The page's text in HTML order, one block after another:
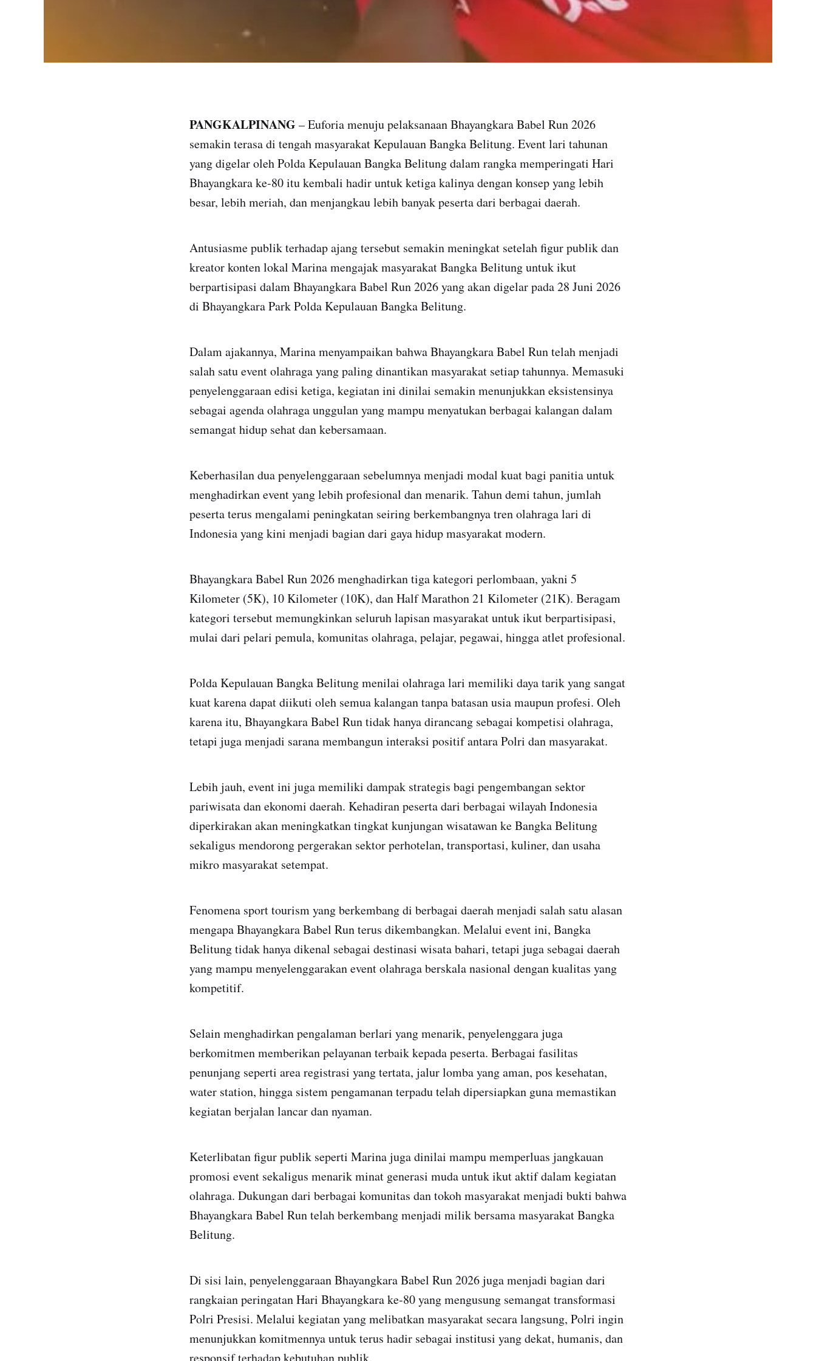
PANGKALPINANG – Euforia menuju pelaksanaan Bhayangkara Babel Run 2026
semakin terasa di tengah masyarakat Kepulauan Bangka Belitung. Event lari tahunan
yang digelar oleh Polda Kepulauan Bangka Belitung dalam rangka memperingati Hari
Bhayangkara ke-80 itu kembali hadir untuk ketiga kalinya dengan konsep yang lebih
besar, lebih meriah, dan menjangkau lebih banyak peserta dari berbagai daerah.
Antusiasme publik terhadap ajang tersebut semakin meningkat setelah figur publik dan
kreator konten lokal Marina mengajak masyarakat Bangka Belitung untuk ikut
berpartisipasi dalam Bhayangkara Babel Run 2026 yang akan digelar pada 28 Juni 2026
di Bhayangkara Park Polda Kepulauan Bangka Belitung.
Dalam ajakannya, Marina menyampaikan bahwa Bhayangkara Babel Run telah menjadi
salah satu event olahraga yang paling dinantikan masyarakat setiap tahunnya. Memasuki
penyelenggaraan edisi ketiga, kegiatan ini dinilai semakin menunjukkan eksistensinya
sebagai agenda olahraga unggulan yang mampu menyatukan berbagai kalangan dalam
semangat hidup sehat dan kebersamaan.
Keberhasilan dua penyelenggaraan sebelumnya menjadi modal kuat bagi panitia untuk
menghadirkan event yang lebih profesional dan menarik. Tahun demi tahun, jumlah
peserta terus mengalami peningkatan seiring berkembangnya tren olahraga lari di
Indonesia yang kini menjadi bagian dari gaya hidup masyarakat modern.
Bhayangkara Babel Run 2026 menghadirkan tiga kategori perlombaan, yakni 5
Kilometer (5K), 10 Kilometer (10K), dan Half Marathon 21 Kilometer (21K). Beragam
kategori tersebut memungkinkan seluruh lapisan masyarakat untuk ikut berpartisipasi,
mulai dari pelari pemula, komunitas olahraga, pelajar, pegawai, hingga atlet profesional.
Polda Kepulauan Bangka Belitung menilai olahraga lari memiliki daya tarik yang sangat
kuat karena dapat diikuti oleh semua kalangan tanpa batasan usia maupun profesi. Oleh
karena itu, Bhayangkara Babel Run tidak hanya dirancang sebagai kompetisi olahraga,
tetapi juga menjadi sarana membangun interaksi positif antara Polri dan masyarakat.
Lebih jauh, event ini juga memiliki dampak strategis bagi pengembangan sektor
pariwisata dan ekonomi daerah. Kehadiran peserta dari berbagai wilayah Indonesia
diperkirakan akan meningkatkan tingkat kunjungan wisatawan ke Bangka Belitung
sekaligus mendorong pergerakan sektor perhotelan, transportasi, kuliner, dan usaha
mikro masyarakat setempat.
Fenomena sport tourism yang berkembang di berbagai daerah menjadi salah satu alasan
mengapa Bhayangkara Babel Run terus dikembangkan. Melalui event ini, Bangka
Belitung tidak hanya dikenal sebagai destinasi wisata bahari, tetapi juga sebagai daerah
yang mampu menyelenggarakan event olahraga berskala nasional dengan kualitas yang
kompetitif.
Selain menghadirkan pengalaman berlari yang menarik, penyelenggara juga
berkomitmen memberikan pelayanan terbaik kepada peserta. Berbagai fasilitas
penunjang seperti area registrasi yang tertata, jalur lomba yang aman, pos kesehatan,
water station, hingga sistem pengamanan terpadu telah dipersiapkan guna memastikan
kegiatan berjalan lancar dan nyaman.
Keterlibatan figur publik seperti Marina juga dinilai mampu memperluas jangkauan
promosi event sekaligus menarik minat generasi muda untuk ikut aktif dalam kegiatan
olahraga. Dukungan dari berbagai komunitas dan tokoh masyarakat menjadi bukti bahwa
Bhayangkara Babel Run telah berkembang menjadi milik bersama masyarakat Bangka
Belitung.
Di sisi lain, penyelenggaraan Bhayangkara Babel Run 2026 juga menjadi bagian dari
rangkaian peringatan Hari Bhayangkara ke-80 yang mengusung semangat transformasi
Polri Presisi. Melalui kegiatan yang melibatkan masyarakat secara langsung, Polri ingin
menunjukkan komitmennya untuk terus hadir sebagai institusi yang dekat, humanis, dan
responsif terhadap kebutuhan publik.